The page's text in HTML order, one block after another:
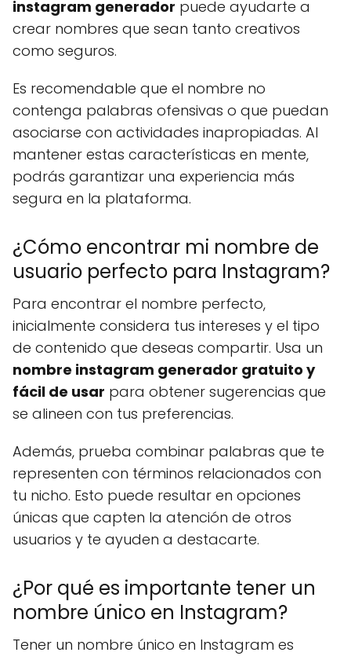
instagram generador puede ayudarte a
crear nombres que sean tanto creativos
como seguros.
Es recomendable que el nombre no
contenga palabras ofensivas o que puedan
asociarse con actividades inapropiadas. Al
mantener estas características en mente,
podrás garantizar una experiencia más
segura en la plataforma.
¿Cómo encontrar mi nombre de
usuario perfecto para Instagram?
Para encontrar el nombre perfecto,
inicialmente considera tus intereses y el tipo
de contenido que deseas compartir. Usa un
nombre instagram generador gratuito y
fácil de usar para obtener sugerencias que
se alineen con tus preferencias.
Además, prueba combinar palabras que te
representen con términos relacionados con
tu nicho. Esto puede resultar en opciones
únicas que capten la atención de otros
usuarios y te ayuden a destacarte.
¿Por qué es importante tener un
nombre único en Instagram?
Tener un nombre único en Instagram es